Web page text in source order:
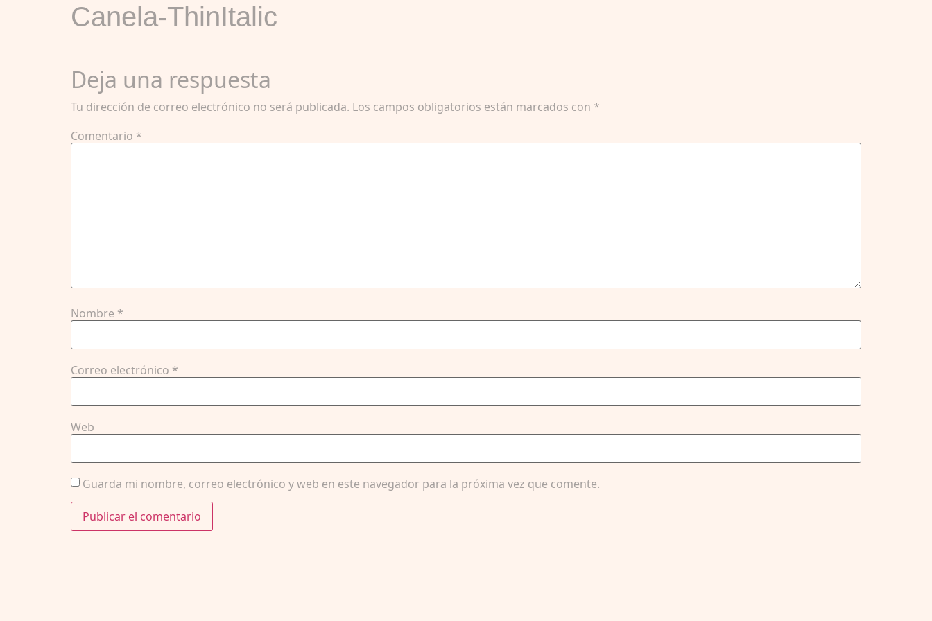
Canela-ThinItalic
Deja una respuesta
Tu dirección de correo electrónico no será publicada. Los campos obligatorios están marcados con *
Comentario *
Nombre *
Correo electrónico *
Web
Guarda mi nombre, correo electrónico y web en este navegador para la próxima vez que comente.